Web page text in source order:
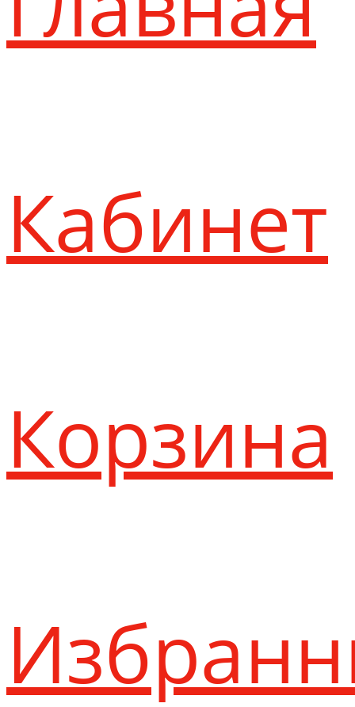
Кабинет
Корзина